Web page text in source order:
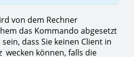
von dem Rechner
das Kommando abgesetzt
dass Sie keinen Client in
wecken können, falls die